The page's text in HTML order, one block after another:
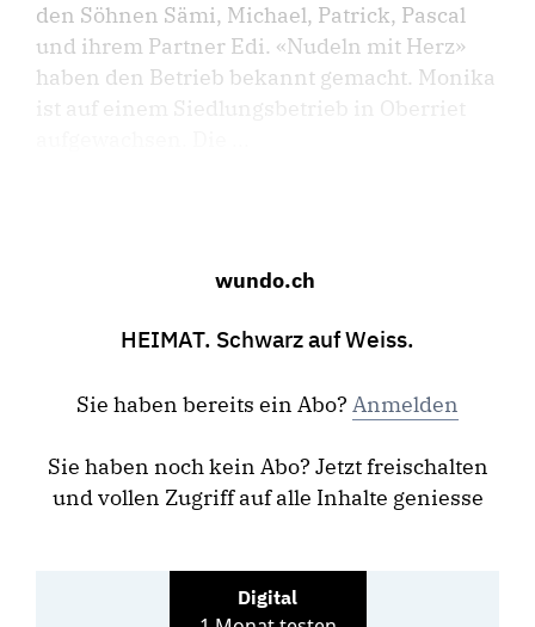
den Söhnen Sämi, Michael, Patrick, Pascal
und ihrem Partner Edi. «Nudeln mit Herz»
haben den Betrieb bekannt gemacht. Monika
ist auf einem Siedlungsbetrieb in Oberriet
wundo.ch
HEIMAT. Schwarz auf Weiss.
Sie haben bereits ein Abo? Anmelden
Sie haben noch kein Abo? Jetzt freischalten
und vollen Zugriff auf alle Inhalte geniesse
Digital